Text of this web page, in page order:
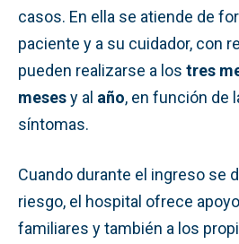
casos. En ella se atiende de
paciente y a su cuidador, con
pueden realizarse a los tres
mesesy al año, en función de
síntomas.
Cuando durante el ingreso se
riesgo, el hospital ofrece
familiares y también a los